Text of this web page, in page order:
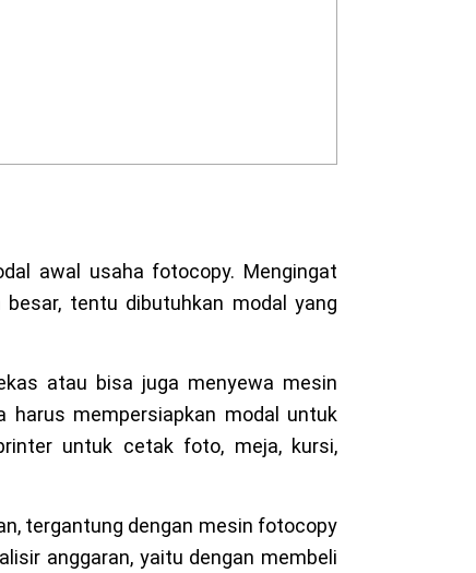
awal usaha fotocopy. Mengingat
tentu dibutuhkan modal yang
atau bisa juga menyewa mesin
harus mempersiapkan modal untuk
untuk cetak foto, meja, kursi,
tergantung dengan mesin fotocopy
anggaran, yaitu dengan membeli